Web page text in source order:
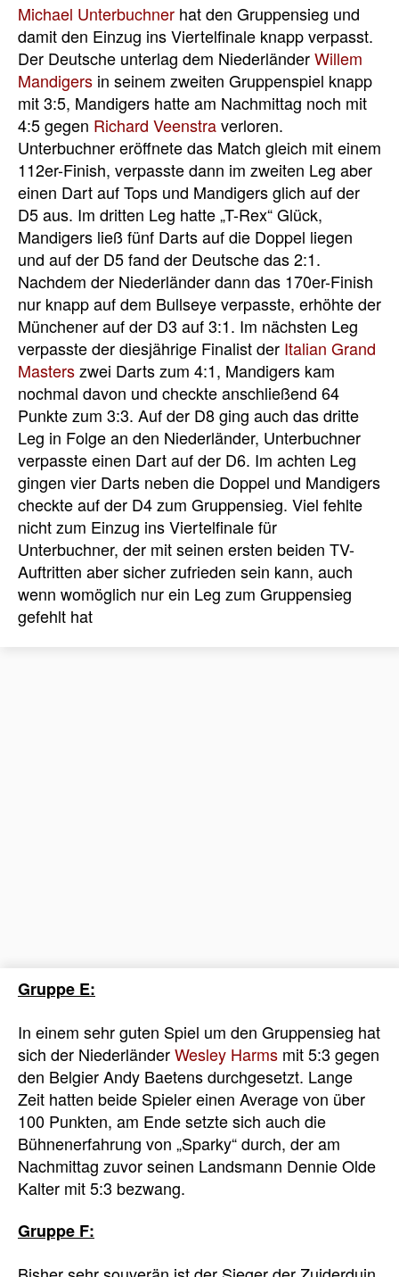
Michael Unterbuchner hat den Gruppensieg und
damit den Einzug ins Viertelfinale knapp verpasst.
Der Deutsche unterlag dem NiederländerWillem
Mandigers in seinem zweiten Gruppenspiel knapp
mit 3:5, Mandigers hatte am Nachmittag noch mit
4:5 gegen Richard Veenstraverloren.
Unterbuchner eröffnete das Match gleich mit einem
112er-Finish, verpasste dann im zweiten Leg aber
einen Dart auf Tops und Mandigers glich auf der
D5 aus. Im dritten Leg hatte „T-Rex“ Glück,
Mandigers ließ fünf Darts auf die Doppel liegen
und auf der D5 fand der Deutsche das 2:1.
Nachdem der Niederländer dann das 170er-Finish
nur knapp auf dem Bullseye verpasste, erhöhte der
Münchener auf der D3 auf 3:1. Im nächsten Leg
verpasste der diesjährige Finalist der Italian Grand
Masterszwei Darts zum 4:1, Mandigers kam
nochmal davon und checkte anschließend 64
Punkte zum 3:3. Auf der D8 ging auch das dritte
Leg in Folge an den Niederländer, Unterbuchner
verpasste einen Dart auf der D6. Im achten Leg
gingen vier Darts neben die Doppel und Mandigers
checkte auf der D4 zum Gruppensieg. Viel fehlte
nicht zum Einzug ins Viertelfinale für
Unterbuchner, der mit seinen ersten beiden TV-
Auftritten aber sicher zufrieden sein kann, auch
wenn womöglich nur ein Leg zum Gruppensieg
gefehlt hat
Gruppe E:
In einem sehr guten Spiel um den Gruppensieg hat
sich der NiederländerWesley Harms mit 5:3 gegen
den Belgier Andy Baetens durchgesetzt. Lange
Zeit hatten beide Spieler einen Average von über
100 Punkten, am Ende setzte sich auch die
Bühnenerfahrung von „Sparky“ durch, der am
Nachmittag zuvor seinen Landsmann Dennie Olde
Kalter mit 5:3 bezwang.
Gruppe F: